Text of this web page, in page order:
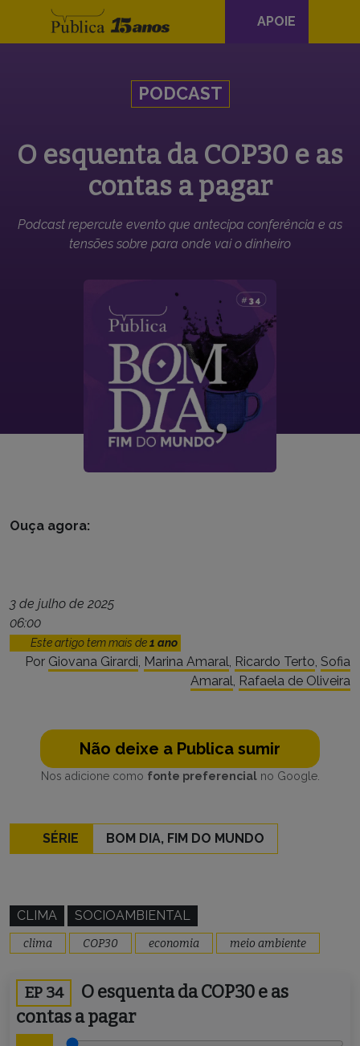
Navegação
principal
APOIE
PODCAST
O esquenta da COP30 e as
contas a pagar
Podcast repercute evento que antecipa conferência e as
tensões sobre para onde vai o dinheiro
Ouça agora:
3 de julho de 2025
06:00
Este artigo tem mais de1 ano
Por Giovana Girardi, Marina Amaral, Ricardo Terto, Sofia
Amaral, Rafaela de Oliveira
Não deixe a Publica sumir
Nos adicione como fonte preferencialno Google.
SÉRIE BOM DIA, FIM DO MUNDO
CLIMA SOCIOAMBIENTAL
clima COP30 economia meio ambiente
EP 34
O esquenta da COP30 e as
contas a pagar